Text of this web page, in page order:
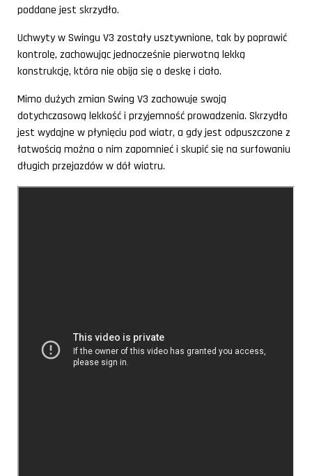
poddane jest skrzydło.
Uchwyty w Swingu V3 zostały usztywnione, tak by poprawić
kontrolę, zachowując jednocześnie pierwotną lekką
konstrukcję, która nie obija się o deskę i ciało.
Mimo dużych zmian Swing V3 zachowuje swoją
dotychczasową lekkość i przyjemność prowadzenia. Skrzydło
jest wydajne w płynięciu pod wiatr, a gdy jest odpuszczone z
łatwością można o nim zapomnieć i skupić się na surfowaniu
długich przejazdów w dół wiatru.